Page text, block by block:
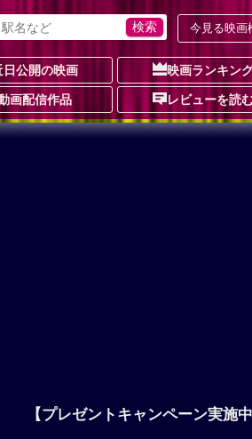
今見る映画
日公開の映画 映画ランキン
画配信作品 レビューを読
【プレゼントキャンペーン実施中